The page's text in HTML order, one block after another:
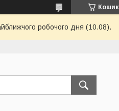
Кошик
робочого дня (10.08).